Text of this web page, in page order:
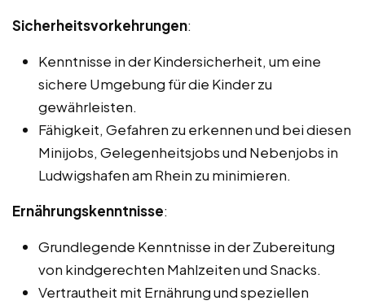
Sicherheitsvorkehrungen:
Kenntnisse in der Kindersicherheit, um eine
sichere Umgebung für die Kinder zu
gewährleisten.
Fähigkeit, Gefahren zu erkennen und bei diesen
Minijobs, Gelegenheitsjobs und Nebenjobs in
Ludwigshafen am Rhein zu minimieren.
Ernährungskenntnisse:
Grundlegende Kenntnisse in der Zubereitung
von kindgerechten Mahlzeiten und Snacks.
Vertrautheit mit Ernährung und speziellen